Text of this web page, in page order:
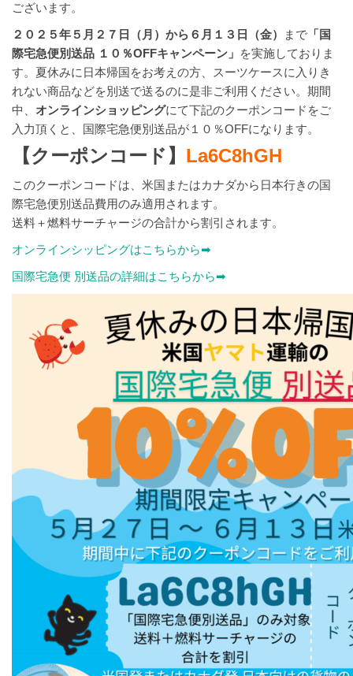
ございます。
２０２５年５月２７日（月）から６月１３日（金） まで 「国
際宅急便別送品 １０％OFFキャンペーン」
を実施しておりま
す。夏休みに日本帰国をお考えの方、スーツケースに入りき
れない商品などを別送で送るのに是非ご利用ください。期間
中、 オンラインショッピングにて下記のクーポンコードをご
入力頂くと、国際宅急便別送品が１０％OFFになります。
【クーポンコード】 La6C8hGH
このクーポンコードは、米国またはカナダから日本行きの国
際宅急便別送品費用のみ適用されます。
送料＋燃料サーチャージの合計から割引されます。
オンラインシッピングはこちらから➡
国際宅急便 別送品の詳細はこちらから➡